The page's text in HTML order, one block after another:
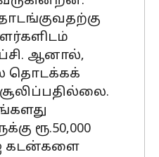
ஆனால்,
தொடக்கக்
ரூ.50,000
கடன்களை